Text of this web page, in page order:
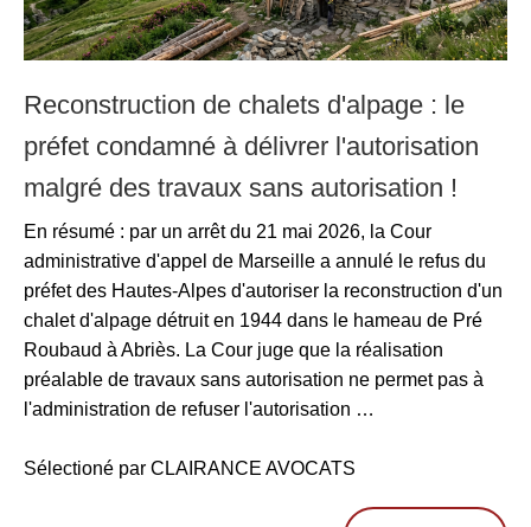
Reconstruction de chalets d'alpage : le
préfet condamné à délivrer l'autorisation
malgré des travaux sans autorisation !
En résumé : par un arrêt du 21 mai 2026, la Cour
administrative d'appel de Marseille a annulé le refus du
préfet des Hautes-Alpes d'autoriser la reconstruction d'un
chalet d'alpage détruit en 1944 dans le hameau de Pré
Roubaud à Abriès. La Cour juge que la réalisation
préalable de travaux sans autorisation ne permet pas à
l'administration de refuser l'autorisation …
Sélectioné par CLAIRANCE AVOCATS